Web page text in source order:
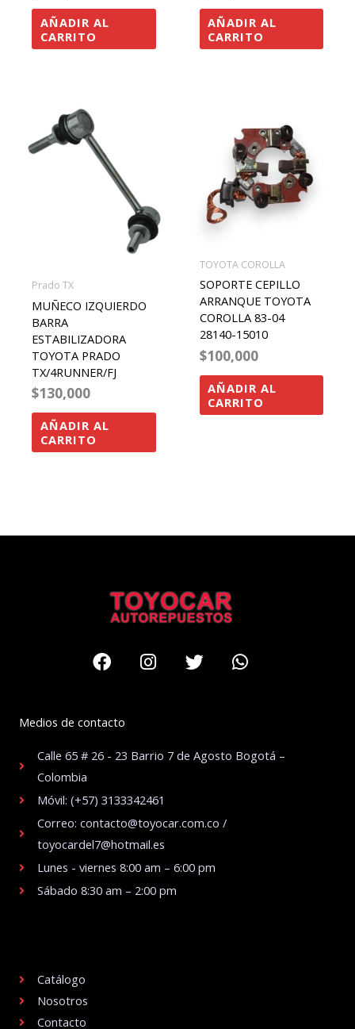
AÑADIR AL
CARRITO
AÑADIR AL
CARRITO
Prado TX
MUÑECO IZQUIERDO
BARRA
ESTABILIZADORA
TOYOTA PRADO
TX/4RUNNER/FJ
$130,000
AÑADIR AL
CARRITO
TOYOTA COROLLA
SOPORTE CEPILLO
ARRANQUE TOYOTA
COROLLA 83-04
28140-15010
$100,000
AÑADIR AL
CARRITO
FacebookInstagram
TwitterWhatsapp
Medios de contacto
Calle 65 # 26 - 23 Barrio 7 de Agosto Bogotá –
Colombia
Móvil: (+57) 3133342461
Correo: contacto@toyocar.com.co /
toyocardel7@hotmail.es
Lunes - viernes 8:00 am – 6:00 pm
Sábado 8:30 am – 2:00 pm
Catálogo
Nosotros
Contacto